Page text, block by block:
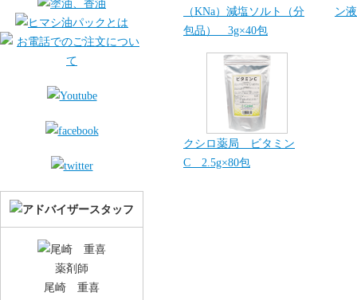
（KNa）減塩ソルト（分
包品） 3g×40包
ン
クシロ薬局 ビタミン
C 2.5g×80包
薬剤師
尾崎 重喜